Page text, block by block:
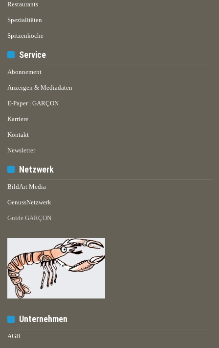
Restaurants
Spezialitäten
Spitzenköche
Service
Abonnement
Anzeigen & Mediadaten
E-Paper | GARÇON
Karriere
Kontakt
Newsletter
Netzwerk
BildArt Media
GenussNetzwerk
Guide GARÇON
Unternehmen
AGB